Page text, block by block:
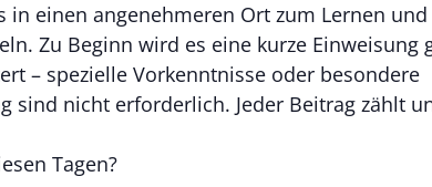
in einen angenehmeren Ort zum Lernen und
Zu Beginn wird es eine kurze Einweisung
– spezielle Vorkenntnisse oder besondere
sind nicht erforderlich. Jeder Beitrag zählt
Tagen?